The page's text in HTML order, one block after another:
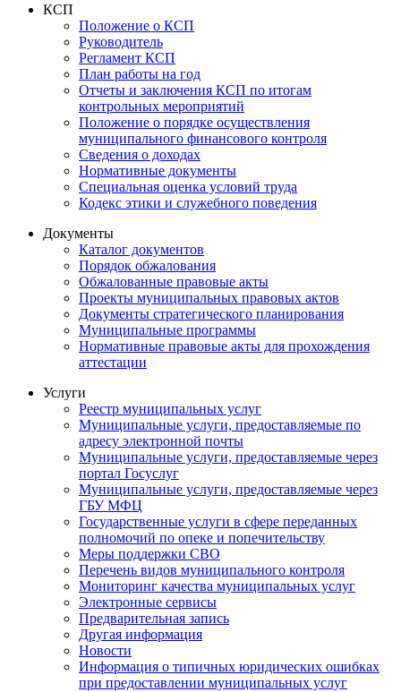
КСП
Положение о КСП
Руководитель
Регламент КСП
План работы на год
Отчеты и заключения КСП по итогам
контрольных мероприятий
Положение о порядке осуществления
муниципального финансового контроля
Сведения о доходах
Нормативные документы
Специальная оценка условий труда
Кодекс этики и служебного поведения
Документы
Каталог документов
Порядок обжалования
Обжалованные правовые акты
Проекты муниципальных правовых актов
Документы стратегического планирования
Муниципальные программы
Нормативные правовые акты для прохождения
аттестации
Услуги
Реестр муниципальных услуг
Муниципальные услуги, предоставляемые по
адресу электронной почты
Муниципальные услуги, предоставляемые через
портал Госуслуг
Муниципальные услуги, предоставляемые через
ГБУ МФЦ
Государственные услуги в сфере переданных
полномочий по опеке и попечительству
Меры поддержки СВО
Перечень видов муниципального контроля
Мониторинг качества муниципальных услуг
Электронные сервисы
Предварительная запись
Другая информация
Новости
Информация о типичных юридических ошибках
при предоставлении муниципальных услуг